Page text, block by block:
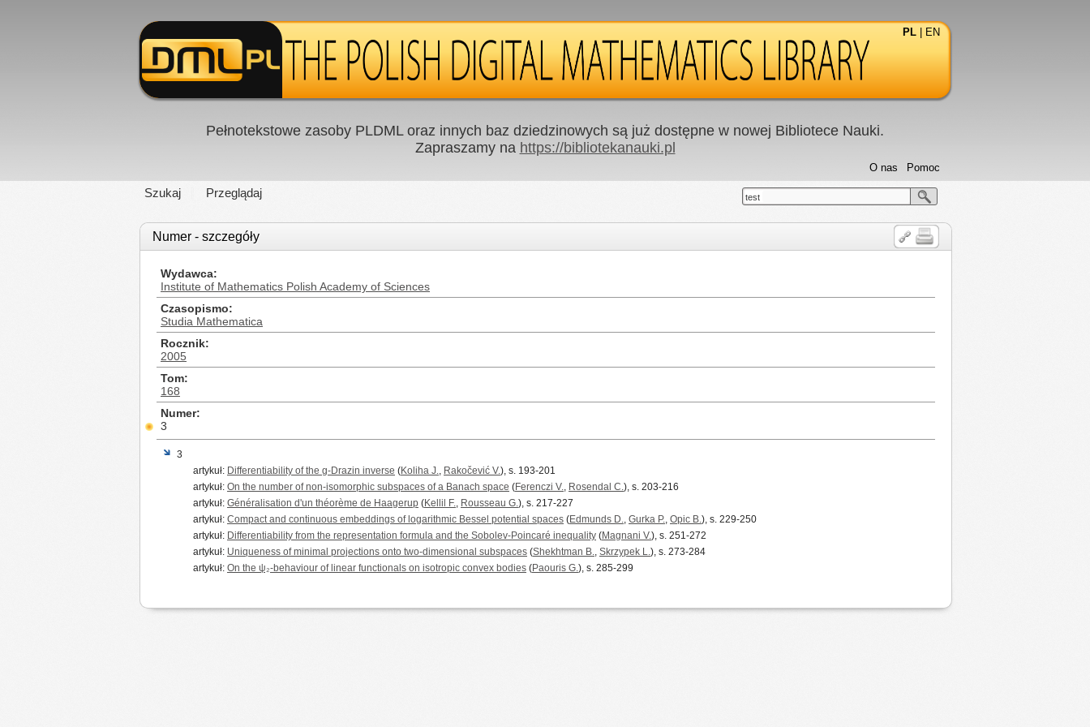
PL EN
Pełnotekstowe zasoby PLDML oraz innych baz dziedzinowych są już dostępne w nowej Bibliotece Nauki.
Zapraszamy na https://bibliotekanauki.pl
Szukaj Przeglądaj
Pomoc
O nas
test
Numer - szczegóły
Wydawca
Institute of Mathematics Polish Academy of Sciences
Czasopismo
Studia Mathematica
Rocznik
2005
Tom
168
Numer
3
3
artykuł: Differentiability of the g-Drazin inverse (Koliha J., Rakočević V.), s. 193-201
artykuł: On the number of non-isomorphic subspaces of a Banach space (Ferenczi V., Rosendal C.), s. 203-216
artykuł: Généralisation d'un théorème de Haagerup (Kellil F., Rousseau G.), s. 217-227
artykuł: Compact and continuous embeddings of logarithmic Bessel potential spaces (Edmunds D., Gurka P., Opic B.), s. 229-250
artykuł: Differentiability from the representation formula and the Sobolev-Poincaré inequality (Magnani V.), s. 251-272
artykuł: Uniqueness of minimal projections onto two-dimensional subspaces (Shekhtman B., Skrzypek L.), s. 273-284
artykuł: On the ψ₂-behaviour of linear functionals on isotropic convex bodies (Paouris G.), s. 285-299